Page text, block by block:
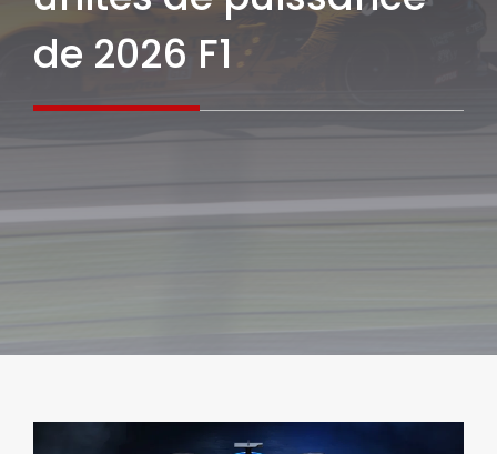
de 2026 F1